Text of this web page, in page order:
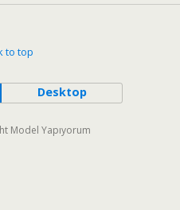
to top
Desktop
Model Yapıyorum